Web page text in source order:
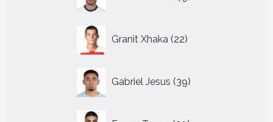
producten
Granit Xhaka 22
producten
Gabriel Jesus 39
producten